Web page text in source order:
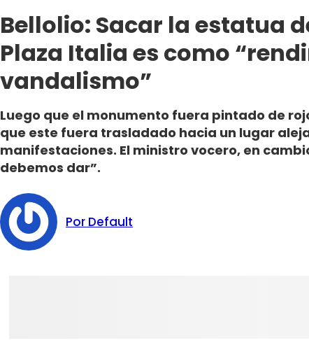
Bellolio: Sacar la estatua
Plaza Italia es como
vandalismo”
Luego que el monumento fuera pintado de
que este fuera trasladado hacia un lugar
manifestaciones. El ministro vocero, en
debemos dar”.
Por Default